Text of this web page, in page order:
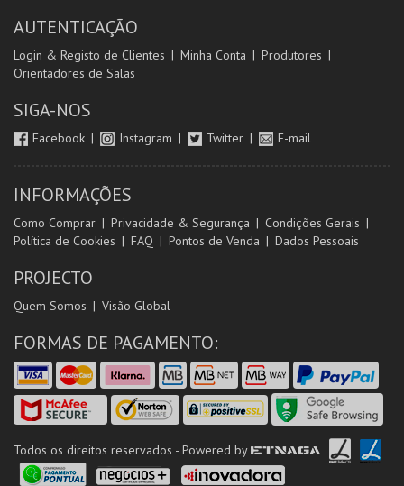
AUTENTICAÇÃO
Login & Registo de Clientes Minha Conta
Produtores
Orientadores de Salas
SIGA-NOS
Facebook Instagram Twitter E-mail
INFORMAÇÕES
Como Comprar Privacidade & Segurança
Condições Gerais
Política de Cookies
FAQ Pontos de Venda Dados Pessoais
PROJECTO
Quem Somos Visão Global
FORMAS DE PAGAMENTO:
Todos os direitos reservados - Powered by ETNAGA